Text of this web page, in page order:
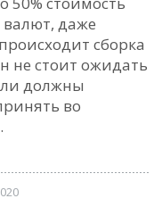
валют, даже
сборка
не стоит ожидать
должны
во